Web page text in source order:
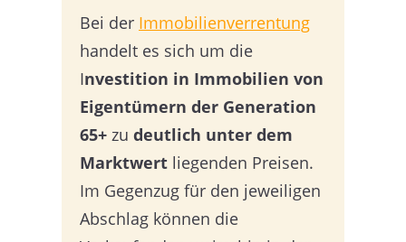
Bei der Immobilienverrentung
handelt es sich um die
Investition in Immobilien von
Eigentümern der Generation
65+ zu deutlich unter dem
Marktwert liegenden Preisen.
Im Gegenzug für den jeweiligen
Abschlag können die